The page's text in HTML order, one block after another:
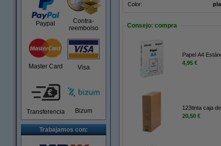
Paypal
Contra-
reembolso
Master Card Visa
Transferencia Bizum
Trabajamos con:
Color:
Consejo: compra
Papel A4
4,95 €
123tinta caja
20,50 €